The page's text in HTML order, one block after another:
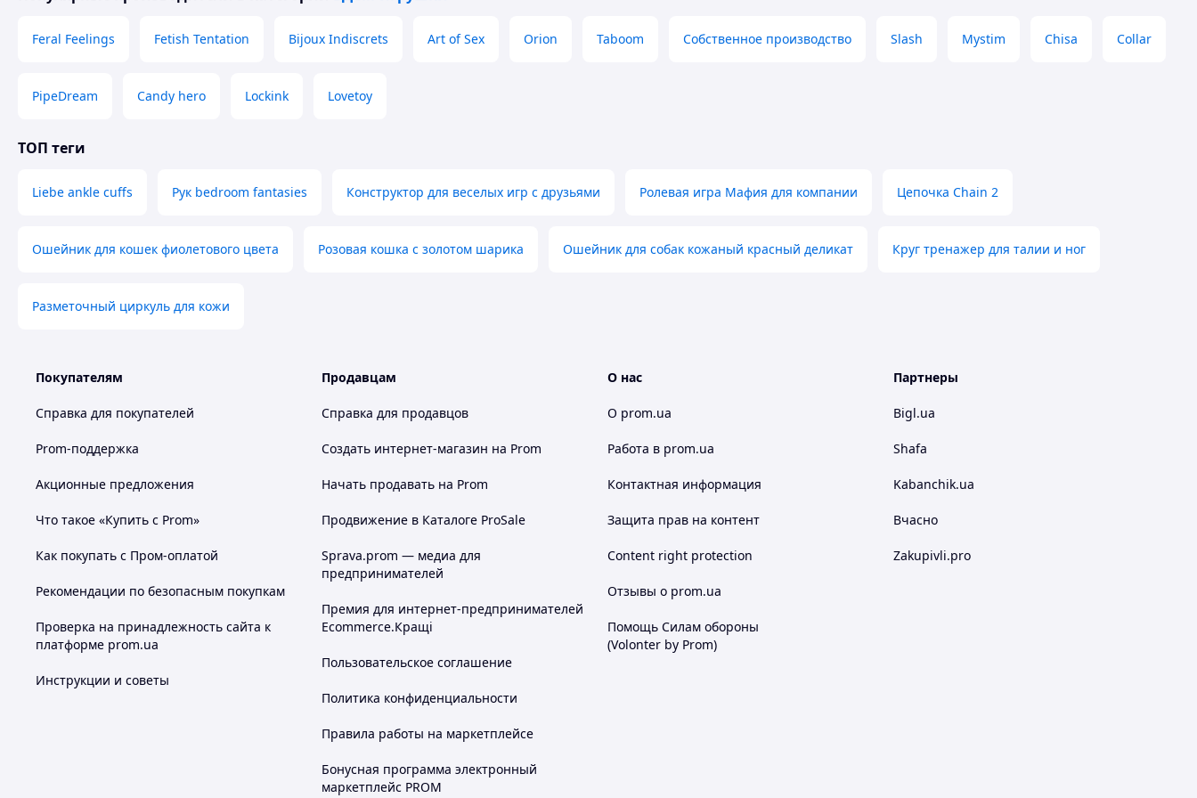
Тип:БДСМ набор
Размер БДСМ-атрибутики:
Количество предметов в упаковке (шт.) 10 шт.
Страна производства Китай
Цветчерный
Feral Feelings Fetish Tentation Bijoux Indiscrets Art of Sex Orion Taboom Собственное производство Slash Mystim Chisa Collar
PipeDream Candy hero Lockink Lovetoy
ТОП теги
Liebe ankle cuffs Рук bedroom fantasies Конструктор для веселых игр с друзьями Ролевая игра Мафия для компании Цепочка Chain 2
Ошейник для кошек фиолетового цвета Розовая кошка с золотом шарика Ошейник для собак кожаный красный деликат Круг тренажер для талии и ног
Разметочный циркуль для кожи
Покупателям
Справка для покупателей
Prom-поддержка
Акционные предложения
Что такое «Купить с Prom»
Как покупать с Пром-оплатой
Рекомендации по безопасным покупкам
Проверка на принадлежность сайта к
платформе prom.ua
Инструкции и советы
Продавцам
Справка для продавцов
Создать интернет-магазин на Prom
Начать продавать на Prom
Продвижение в Каталоге ProSale
Sprava.prom — медиа для
предпринимателей
Премия для интернет-предпринимателей
Ecommerce.Кращі
Пользовательское соглашение
Политика конфиденциальности
Правила работы на маркетплейсе
Бонусная программа электронный
маркетплейс PROM
О нас
О prom.ua
Работа в prom.ua
Контактная информация
Защита прав на контент
Content right protection
Отзывы о prom.ua
Помощь Силам обороны
(Volonter by Prom)
Партнеры
Bigl.ua
Shafa
Kabanchik.ua
Вчасно
Zakupivli.pro